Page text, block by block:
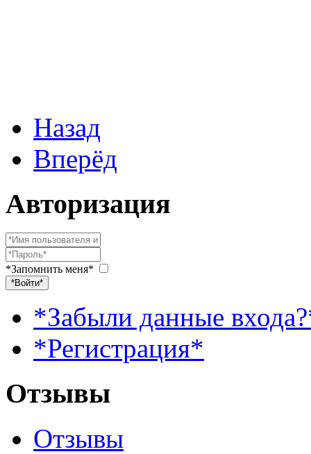
Назад
Вперёд
Авторизация
*Запомнить меня*
*Войти*
*Забыли данные
*Регистрация*
Отзывы
Отзывы